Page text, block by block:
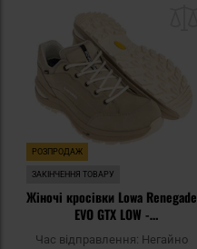
РОЗПРОДАЖ
ЗАКІНЧЕННЯ ТОВАРУ
Жіночі кросівки Lowa Renegade
EVO GTX LOW -
Champagne/Panna
Час відправлення: Негайно